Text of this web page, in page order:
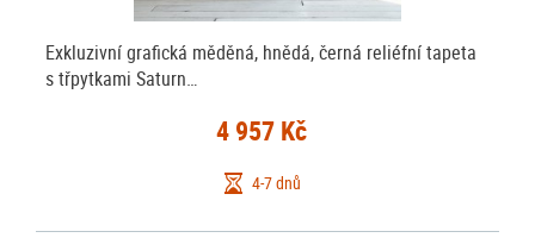
Exkluzivní grafická měděná, hnědá, černá reliéfní tapeta
s třpytkami Saturn…
4 957 Kč
4-7 dnů